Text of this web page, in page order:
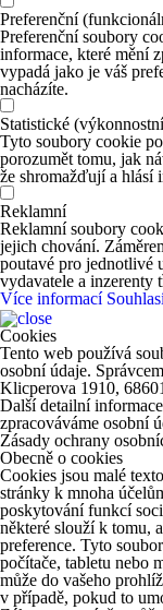
Preferenční
Preferenční soubory
informace, které mění
vypadá jako je váš
nacházíte.
Statistické
Tyto soubory cookie
porozumět tomu, jak
že shromažďují a hlásí
Reklamní
Reklamní soubory
jejich chování.
poutavé pro jednotlivé
vydavatele a inzerenty
Více informací
Cookies
Tento web používá
osobní údaje.
Klicperova 1910,
Další detailní
zpracováváme osobní
Zásady ochrany
Obecně o cookies
Cookies jsou malé
stránky k mnoha
poskytování funkcí
některé slouží k tomu,
preference. Tyto
počítače, tabletu nebo
může do vašeho
v případě, pokud to